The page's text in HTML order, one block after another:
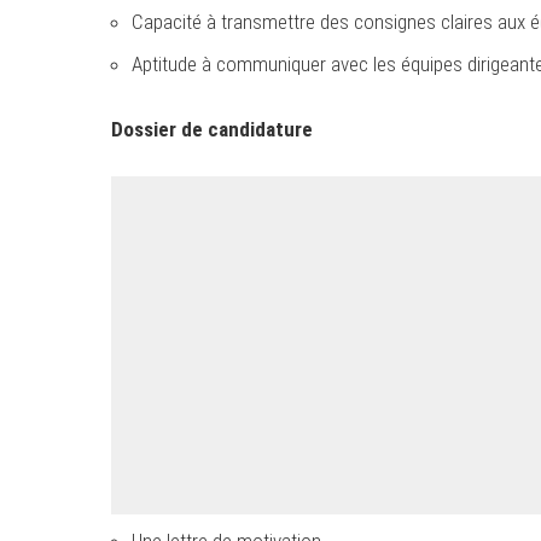
Capacité à transmettre des consignes claires aux
Aptitude à communiquer avec les équipes
Dossier de candidature